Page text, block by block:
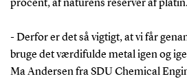
procent, af naturens reserver af platin.
- Derfor er det så vigtigt, at vi får
bruge det værdifulde metal igen og
Ma Andersen fra SDU Chemical